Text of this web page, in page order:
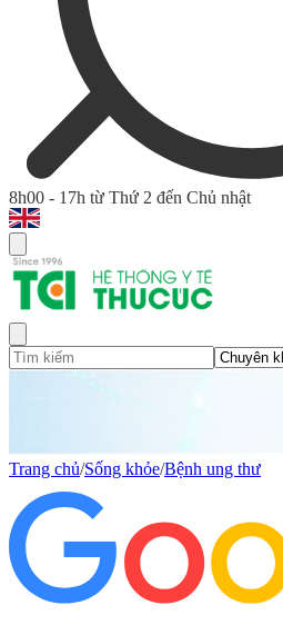
8h00 - 17h từ Thứ 2 đến Chủ nhật
Trang chủ/Sống khỏe/Bệnh ung thư